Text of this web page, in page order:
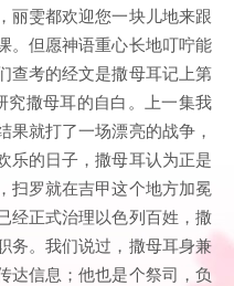
丽雯都欢迎您一块儿地来跟
。但愿神语重心长地叮咛能
查考的经文是撒母耳记上第
究撒母耳的自白。上一集我
就打了一场漂亮的战争，
乐的日子，撒母耳认为正是
扫罗就在吉甲这个地方加冕
经正式治理以色列百姓，撒
务。我们说过，撒母耳身兼
达信息；他也是个祭司，负